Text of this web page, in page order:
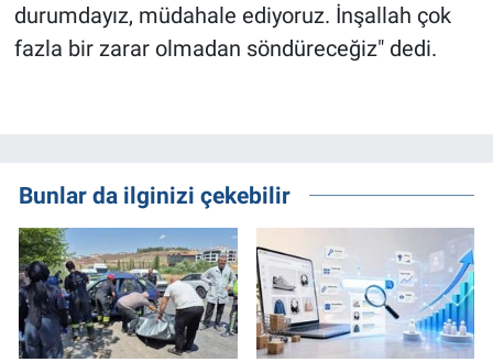
durumdayız, müdahale ediyoruz. İnşallah çok
fazla bir zarar olmadan söndüreceğiz" dedi.
Bunlar da ilginizi çekebilir